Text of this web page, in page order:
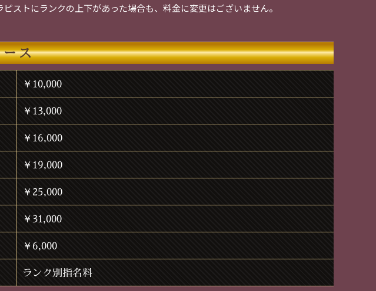
ストにランクの上下があった場合も、料金に変更はございません。
ス
￥10,000
￥13,000
￥16,000
￥19,000
￥25,000
￥31,000
￥6,000
ランク別指名料